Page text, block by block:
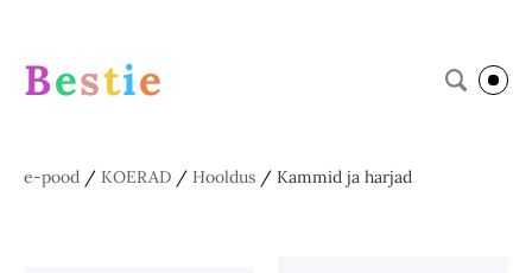
Bestie
e-pood / KOERAD / Hooldus / Kammid ja harjad